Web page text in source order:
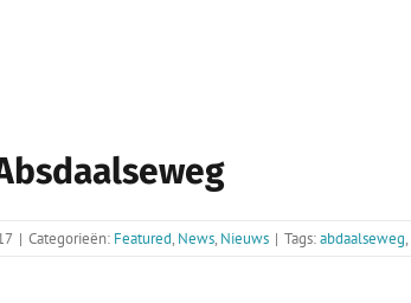
| Categorieën: Featured, News, Nieuws | Tags:abdaalseweg,